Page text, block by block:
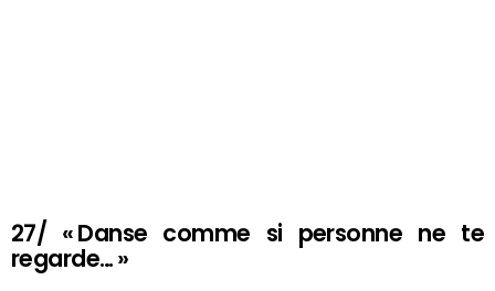
27/ « Danse comme si personne ne te
regarde… »